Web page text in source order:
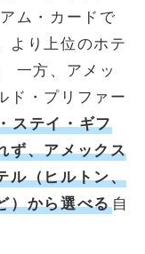
ム・カードで
より上位のホテ
一方、アメッ
ド・プリファー
ステイ・ギフ
ず、アメックス
ル（ヒルトン、
）から選べる自